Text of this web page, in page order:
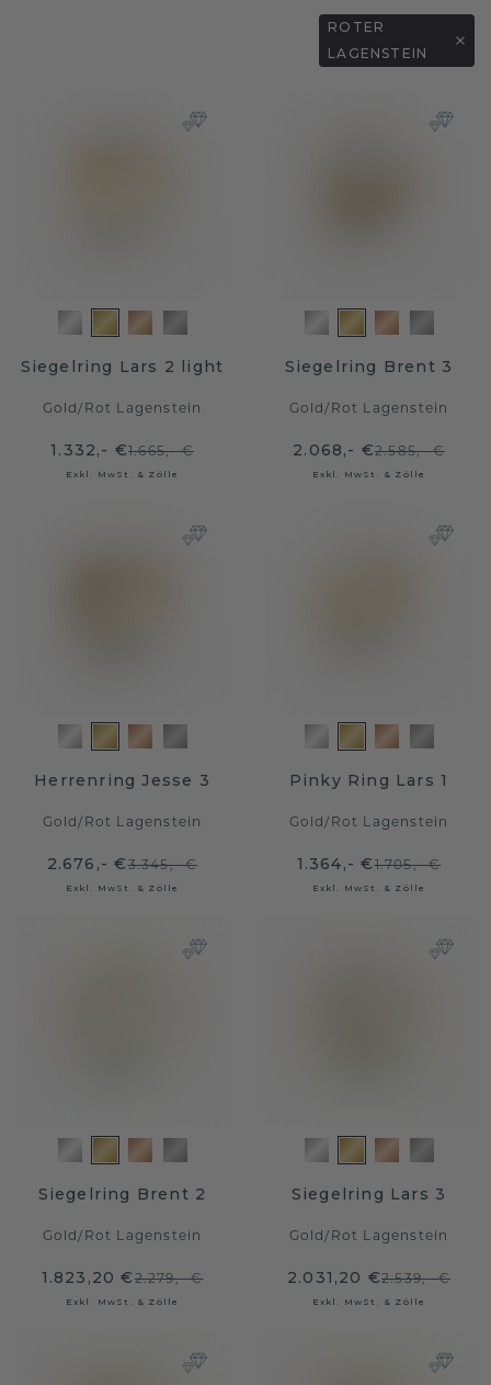
ROTER
LAGENSTEIN
Siegelring Lars 2 light
Gold/ Rot Lagenstein
1.332,- €1.665,- €
Exkl. MwSt. & Zölle
Siegelring Brent 3
Gold/ Rot Lagenstein
2.068,- €2.585,- €
Exkl. MwSt. & Zölle
Herrenring Jesse 3
Gold/ Rot Lagenstein
2.676,- €3.345,- €
Exkl. MwSt. & Zölle
Pinky Ring Lars 1
Gold/ Rot Lagenstein
1.364,- €1.705,- €
Exkl. MwSt. & Zölle
Siegelring Brent 2
Gold/ Rot Lagenstein
1.823,20 €2.279,- €
Exkl. MwSt. & Zölle
Siegelring Lars 3
Gold/ Rot Lagenstein
2.031,20 €2.539,- €
Exkl. MwSt. & Zölle